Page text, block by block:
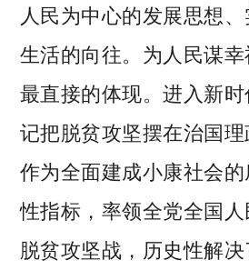
人民为中心的发展思想
生活的向往。为人民谋
最直接的体现。进入新
记把脱贫攻坚摆在治国理
作为全面建成小康社会
性指标，率领全党全国
脱贫攻坚战，历史性解